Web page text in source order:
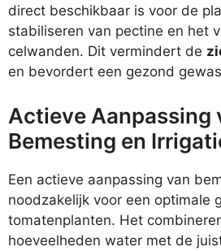
direct beschikbaar is voor de
stabiliseren van pectine en het
celwanden. Dit vermindert de
en bevordert een gezond
Actieve Aanpassing
Bemesting en
Een actieve aanpassing van
noodzakelijk voor een optimale
tomatenplanten. Het
hoeveelheden water met de